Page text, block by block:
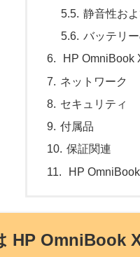
静音性お
バッテリ
HP OmniBook
ネットワーク
セキュリティ
付属品
保証関連
HP
HP OmniBook